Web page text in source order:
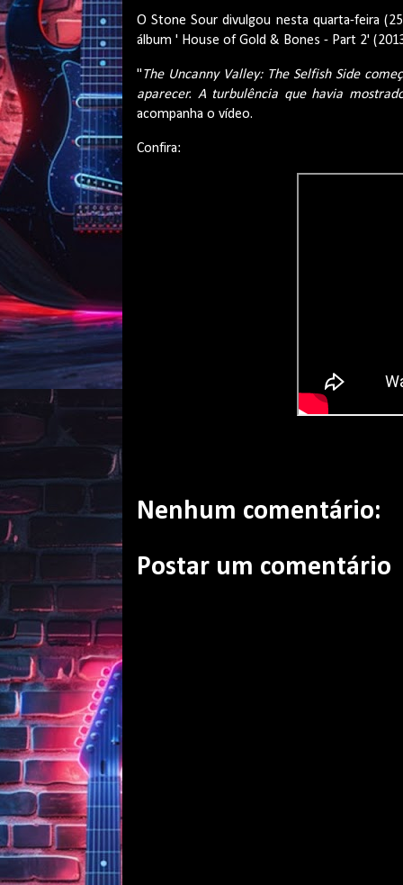
O Stone Sour divulgou nesta quarta-feira
álbum ' House of Gold & Bones - Part 2'
"The Uncanny Valley: The Selfish Side
aparecer. A turbulência que havia
acompanha o vídeo.
Confira:
Nenhum comentário:
Postar um comentário